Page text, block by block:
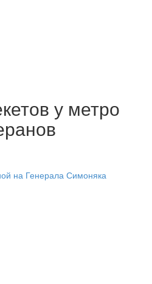
у метро
на Генерала Симоняка